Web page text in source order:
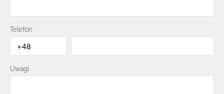
Telefon
Uwagi